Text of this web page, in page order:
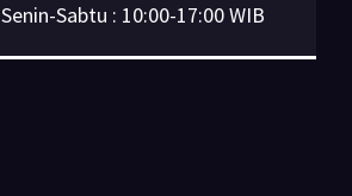
Senin-Sabtu : 10:00-17:00 WIB